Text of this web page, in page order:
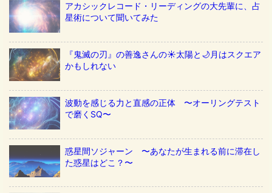
アカシックレコード・リーディングの大先輩に、占
星術について聞いてみた
『鬼滅の刃』の善逸さんの☀️太陽と🌙月はスクエア
かもしれない
波動を感じる力と直感の正体 〜オーリングテスト
で磨くSQ〜
惑星間ソジャーン 〜あなたが生まれる前に滞在し
た惑星はどこ？〜